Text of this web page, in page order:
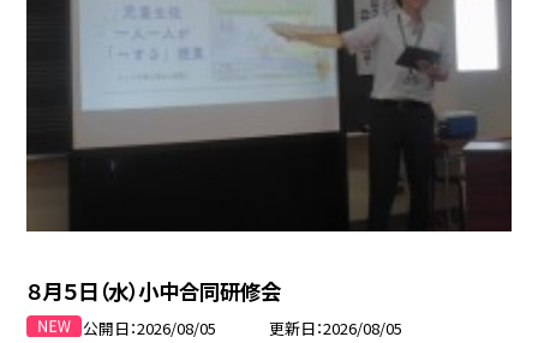
８月５日（水）小中合同研修会
公開日 2026/08/05 更新日 2026/08/05